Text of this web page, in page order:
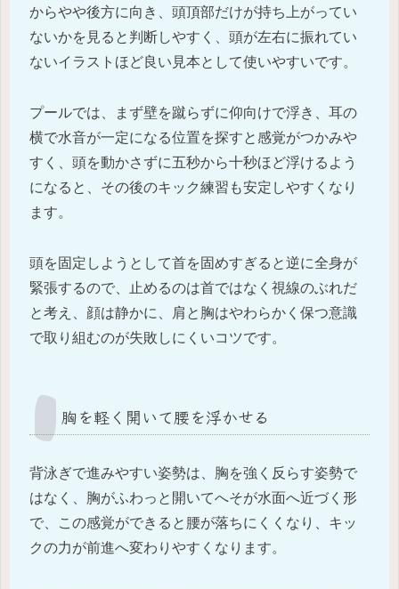
からやや後方に向き、頭頂部だけが持ち上がってい
ないかを見ると判断しやすく、頭が左右に振れてい
ないイラストほど良い見本として使いやすいです。
プールでは、まず壁を蹴らずに仰向けで浮き、耳の
横で水音が一定になる位置を探すと感覚がつかみや
すく、頭を動かさずに五秒から十秒ほど浮けるよう
になると、その後のキック練習も安定しやすくなり
ます。
頭を固定しようとして首を固めすぎると逆に全身が
緊張するので、止めるのは首ではなく視線のぶれだ
と考え、顔は静かに、肩と胸はやわらかく保つ意識
で取り組むのが失敗しにくいコツです。
胸を軽く開いて腰を浮かせる
背泳ぎで進みやすい姿勢は、胸を強く反らす姿勢で
はなく、胸がふわっと開いてへそが水面へ近づく形
で、この感覚ができると腰が落ちにくくなり、キッ
クの力が前進へ変わりやすくなります。